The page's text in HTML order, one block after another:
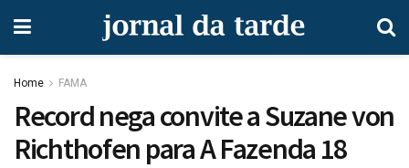
Home FAMA
Record nega convite a Suzane von
Richthofen para A Fazenda 18